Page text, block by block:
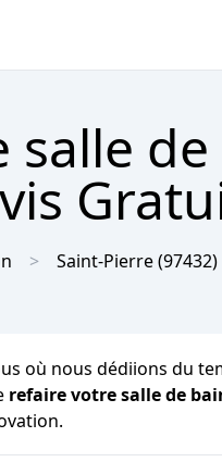
Saint-Pierre(97432)
où nous dédiions du
refaire votre salle de